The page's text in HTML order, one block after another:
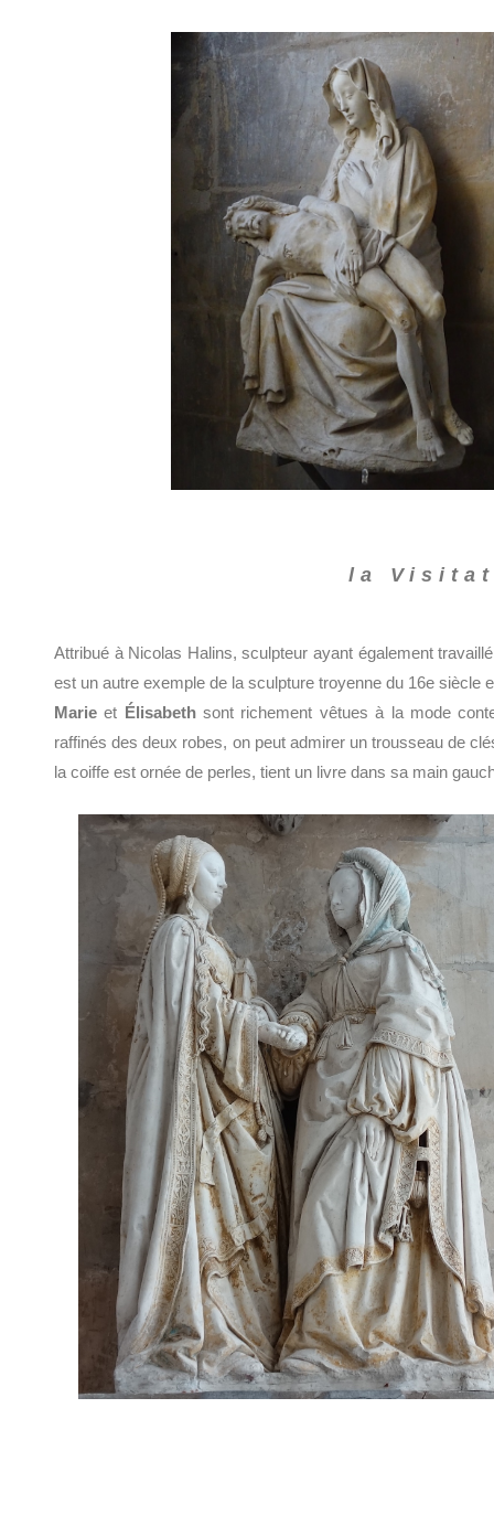
la
Attribué à Nicolas Halins, sculpteur ayant également
est un autre exemple de la sculpture troyenne du 16e siècle
Marie et Élisabethsont richement vêtues à la mode
raffinés des deux robes, on peut admirer un trousseau de
la coiffe est ornée de perles, tient un livre dans sa main